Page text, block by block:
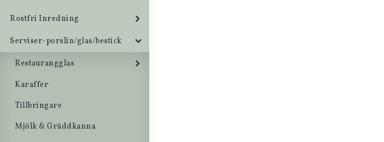
Rostfri Inredning
Serviser-porslin/glas/bestick
Restaurangglas
Karaffer
Tillbringare
Mjölk & Gräddkanna